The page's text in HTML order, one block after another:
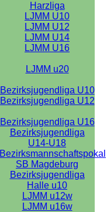
Harzliga
LJMM U10
LJMM U12
LJMM U14
LJMM U16
LJMM u20
Bezirksjugendliga U10
Bezirksjugendliga U12
Bezirksjugendliga U16
Bezirksjugendliga
U14-U18
Bezirksmannschaftspokal
SB Magdeburg
Bezirksjugendliga
Halle u10
LJMM u12w
LJMM u16w